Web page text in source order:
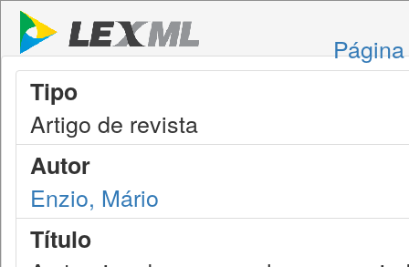
Tipo
Artigo de revista
Autor
Enzio, Mário
Título